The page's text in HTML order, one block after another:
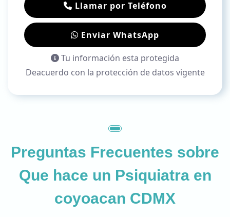
Llamar por Teléfono
Enviar WhatsApp
Tu información esta protegida
Deacuerdo con la protección de datos vigente
Preguntas Frecuentes sobre
Que hace un Psiquiatra en
coyoacan CDMX